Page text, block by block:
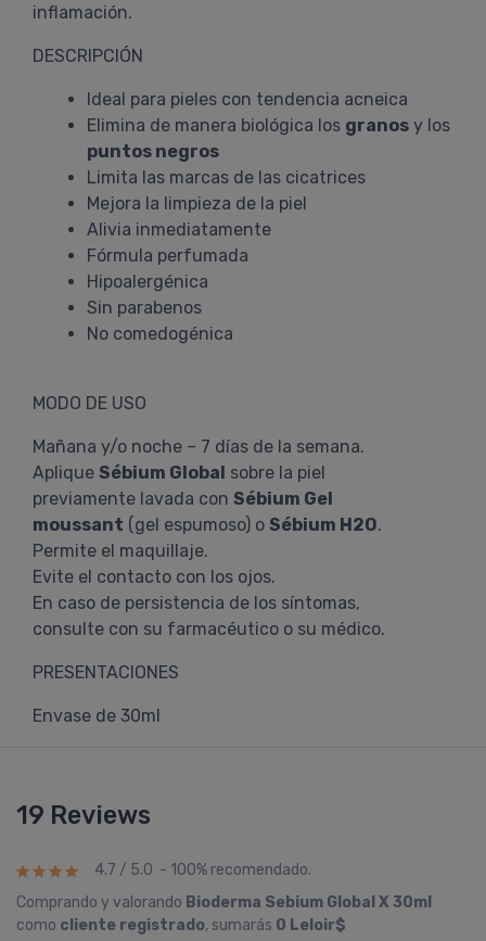
inflamación.
DESCRIPCIÓN
Ideal para pieles con tendencia acneica
Elimina de manera biológica los granos y los
puntos negros
Limita las marcas de las cicatrices
Mejora la limpieza de la piel
Alivia inmediatamente
Fórmula perfumada
Hipoalergénica
Sin parabenos
No comedogénica
MODO DE USO
Mañana y/o noche – 7 días de la semana.
Aplique Sébium Global sobre la piel
previamente lavada con Sébium Gel
moussant (gel espumoso) o Sébium H2O.
Permite el maquillaje.
Evite el contacto con los ojos.
En caso de persistencia de los síntomas,
consulte con su farmacéutico o su médico.
PRESENTACIONES
Envase de 30ml
19 Reviews
4.7 / 5.0 - 100% recomendado.
Comprando y valorando Bioderma Sebium Global X 30ml
como cliente registrado, sumarás 0 Leloir$